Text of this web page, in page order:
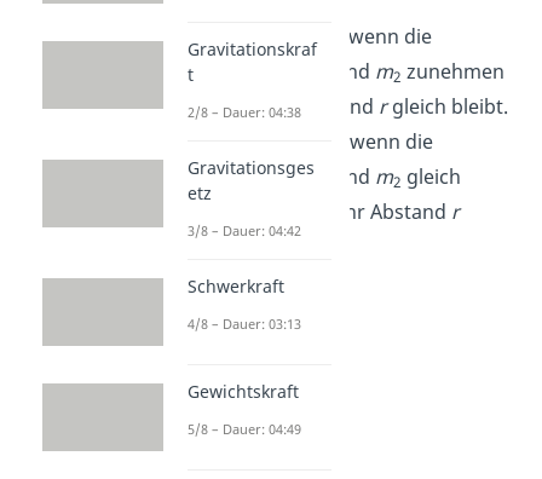
F G nimmt zu, wenn die
und m2 zunehmen
und ihr Abstand rgleich bleibt.
nimmt ab, wenn die
Massenm und m2 gleich
bleiben und ihr Abstand r
Gravitationskraf
t
2/8 – Dauer: 04:38
Gravitationsges
etz
3/8 – Dauer: 04:42
Schwerkraft
4/8 – Dauer: 03:13
Gewichtskraft
5/8 – Dauer: 04:49